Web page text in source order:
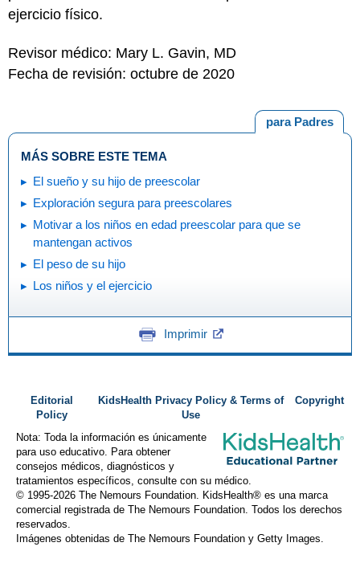
ejercicio físico.
Revisor médico: Mary L. Gavin, MD
Fecha de revisión: octubre de 2020
para Padres
MÁS SOBRE ESTE TEMA
El sueño y su hijo de preescolar
Exploración segura para preescolares
Motivar a los niños en edad preescolar para que se
mantengan activos
El peso de su hijo
Los niños y el ejercicio
Imprimir
Editorial
Policy
KidsHealth Privacy Policy & Terms of
Use
Copyright
Nota: Toda la información es únicamente
para uso educativo. Para obtener
consejos médicos, diagnósticos y
tratamientos específicos, consulte con su médico.
© 1995-2026 The Nemours Foundation. KidsHealth® es una marca
comercial registrada de The Nemours Foundation. Todos los derechos
reservados.
Imágenes obtenidas de The Nemours Foundation y Getty Images.